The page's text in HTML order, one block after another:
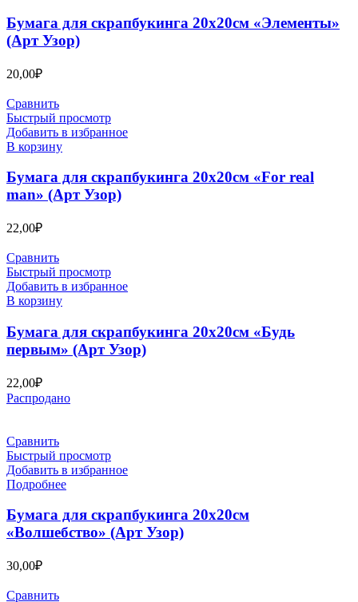
Бумага для скрапбукинга 20х20см «Элементы»
(Арт Узор)
20,00₽
Сравнить
Быстрый просмотр
Добавить в избранное
В корзину
Бумага для скрапбукинга 20х20см «For real
man» (Арт Узор)
22,00₽
Сравнить
Быстрый просмотр
Добавить в избранное
В корзину
Бумага для скрапбукинга 20х20см «Будь
первым» (Арт Узор)
22,00₽
Распродано
Сравнить
Быстрый просмотр
Добавить в избранное
Подробнее
Бумага для скрапбукинга 20х20см
«Волшебство» (Арт Узор)
30,00₽
Сравнить